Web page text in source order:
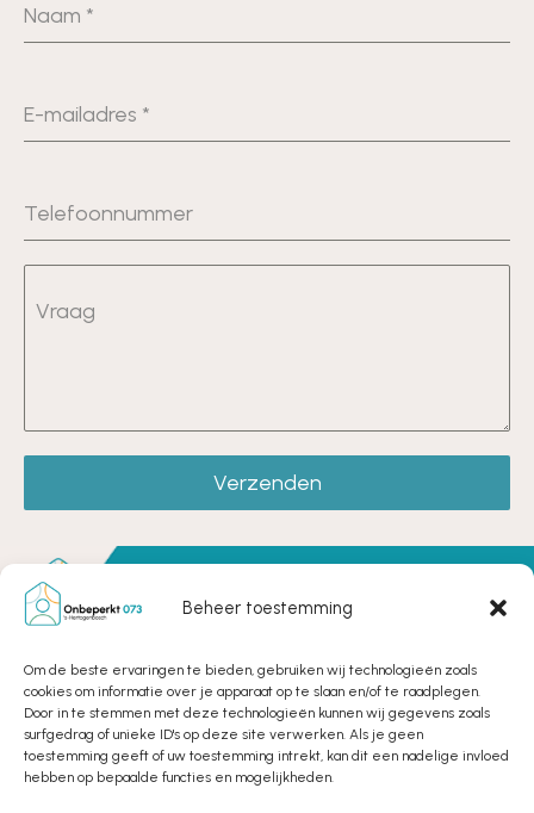
Beheer toestemming
Om de beste ervaringen te bieden, gebruiken wij technologieën zoals
cookies om informatie over je apparaat op te slaan en/of te raadplegen.
Door in te stemmen met deze technologieën kunnen wij gegevens zoals
surfgedrag of unieke ID's op deze site verwerken. Als je geen
toestemming geeft of uw toestemming intrekt, kan dit een nadelige invloed
hebben op bepaalde functies en mogelijkheden.
Naam *
E-mailadres *
Telefoonnummer
Vraag
Verzenden
Onbeperkt 073 's-Hertogenbosch
De Stadstuin, kamer 0.3
5232 AH ʻs-Hertogenbosch
Telefoon:06-38165990